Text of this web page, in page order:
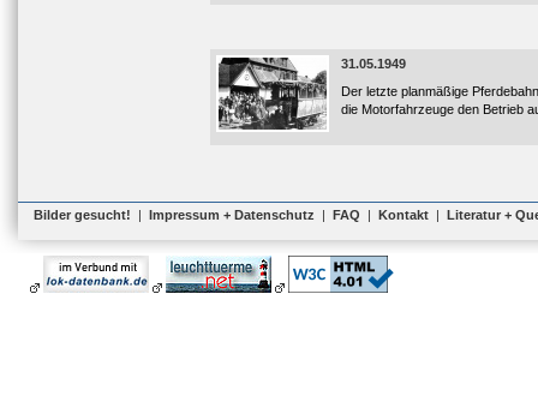
31.05.1949
Der letzte planmäßige
die Motorfahrzeuge den Betrieb
Bilder gesucht! | Impressum + Datenschutz | FAQ | Kontakt | Literatur +